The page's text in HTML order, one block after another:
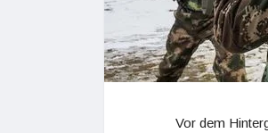
Vor dem